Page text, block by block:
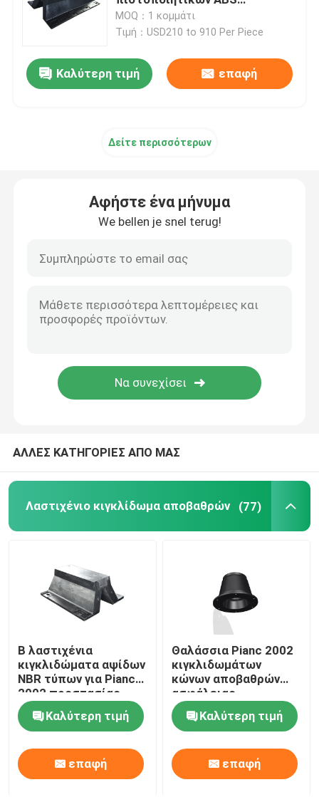
Λαστιχένιο κιγκλίδωμα αψίδων
Λαστιχένια κιγκλιδώματα κώνων
Κυλινδρικά θαλάσσια κιγκλιδώματα
Λαστιχένιο κιγκλίδωμα κυττάρων
Κιγκλιδώματα βαρκών ρυμουλκών
Υποβρύχια κιγκλιδώματα
Στυλίσκοι πρόσδεσης
κιγκλιδωμάτων 500H
PIANC2002 τύπων
MOQ：1 κομμάτι
Τιμή：USD210 to 910 Per Piece
Καλύτερη τιμή επαφή
Δείτε περισσότερων
Αφήστε ένα μήνυμα
We bellen je snel terug!
ΑΛΛΕΣ ΚΑΤΗΓΟΡΙΕΣ ΑΠΟ ΜΑΣ
Λαστιχένιο κιγκλίδωμα αποβαθρών (77)
Β λαστιχένια
κιγκλιδώματα αψίδων
NBR τύπων για Pianc
2002 προστασίας
αποβαθρών
Καλύτερη τιμή
επαφή
Θαλάσσια Pianc 2002
κιγκλιδωμάτων
κώνων αποβαθρών
ασφάλειας
λαστιχένια
υπερβολικά ωμέγα
πρότυπα
Καλύτερη τιμή
επαφή